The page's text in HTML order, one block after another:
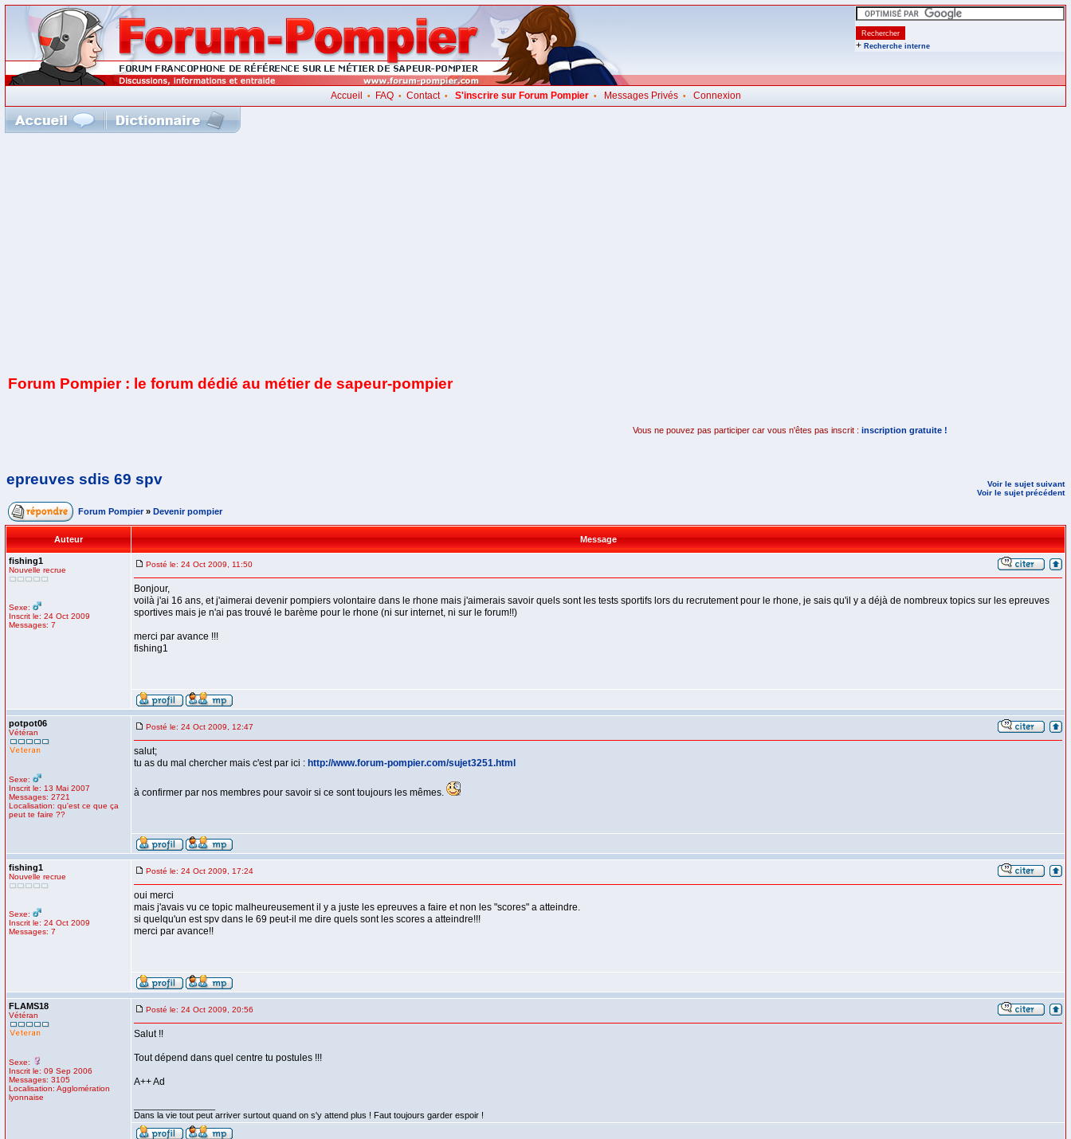
+ Recherche interne
Accueil • FAQ• Contact• S'inscrire sur Forum Pompier• Messages Privés• Connexion
Forum Pompier : le forum dédié au métier de sapeur-pompier
Vous ne pouvez pas participer car vous n'êtes pas inscrit : inscription gratuite !
epreuves sdis 69 spv
Voir le sujet suivant
Voir le sujet précédent
Forum Pompier » Devenir pompier
Auteur Message
fishing1
Nouvelle recrue
Sexe:
Inscrit le: 24 Oct 2009
Messages: 7
Posté le: 24 Oct 2009, 11:50
Bonjour,
voilà j'ai 16 ans, et j'aimerai devenir pompiers volontaire dans le rhone mais j'aimerais savoir quels sont les tests sportifs lors du recrutement pour le rhone, je sais qu'il y a déjà de nombreux topics sur les epreuves
sportives mais je n'ai pas trouvé le barème pour le rhone (ni sur internet, ni sur le forum!!)
merci par avance !!!
fishing1
potpot06
Vétéran
Sexe:
Inscrit le: 13 Mai 2007
Messages: 2721
Localisation: qu'est ce que ça
peut te faire ??
Posté le: 24 Oct 2009, 12:47
salut;
tu as du mal chercher mais c'est par ici : http://www.forum-pompier.com/sujet3251.html
à confirmer par nos membres pour savoir si ce sont toujours les mêmes.
fishing1
Nouvelle recrue
Sexe:
Inscrit le: 24 Oct 2009
Messages: 7
Posté le: 24 Oct 2009, 17:24
oui merci
mais j'avais vu ce topic malheureusement il y a juste les epreuves a faire et non les "scores" a atteindre.
si quelqu'un est spv dans le 69 peut-il me dire quels sont les scores a atteindre!!!
merci par avance!!
FLAMS18
Vétéran
Sexe:
Inscrit le: 09 Sep 2006
Messages: 3105
Localisation: Agglomération
lyonnaise
Posté le: 24 Oct 2009, 20:56
Salut !!
Tout dépend dans quel centre tu postules !!!
A++ Ad
Dans la vie tout peut arriver surtout quand on s'y attend plus ! Faut toujours garder espoir !